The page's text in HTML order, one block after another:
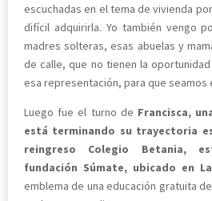
escuchadas en el tema de vivienda
difícil adquirirla. Yo también vengo
madres solteras, esas abuelas y
de calle, que no tienen la
esa representación, para que seamos
Luego fue el turno de Francisca,
está terminando su trayectoria
reingreso Colegio Betania,
fundación Súmate, ubicado en
emblema de una educación gratuita